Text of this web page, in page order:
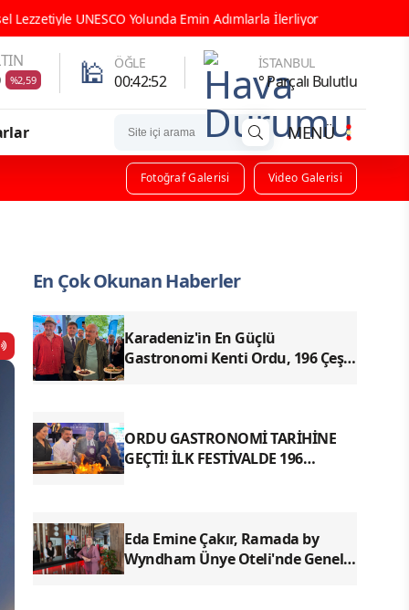
Adımlarla İlerliyor ORDU GASTRONOMİ TARİHİNE GEÇTİ!
%2,59 🕌 ÖĞLE
00:42:50
İSTANBUL
° Parçalı Bulutlu
MENÜ
Fotoğraf Galerisi Video Galerisi
En Çok Okunan Haberler
Karadeniz'in En Güçlü
Gastronomi Kenti Ordu, 196 Çeşit
ORDU GASTRONOMİ TARİHİNE
GEÇTİ! İLK FESTİVALDE 196
Eda Emine Çakır, Ramada by
Wyndham Ünye Oteli'nde Genel